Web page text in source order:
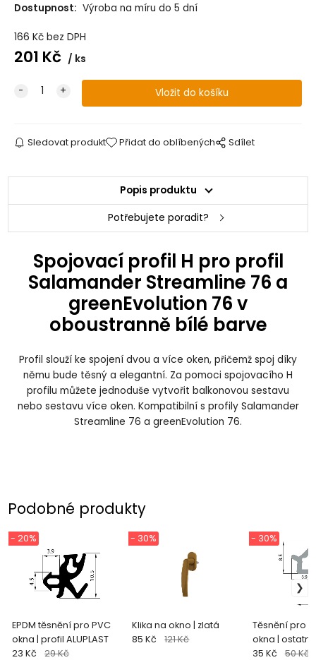
Dostupnost: Výroba na míru do 5 dní
166 Kč bez DPH
201 Kč ks
Sledovat produkt Přidat do oblíbených Sdílet
Popis produktu
Potřebujete poradit?
Spojovací profil H pro profil
Salamander Streamline 76 a
greenEvolution 76 v
oboustranně bílé barve
Profil slouží ke spojení dvou a více oken, přičemž spoj díky
němu bude těsný a elegantní. Za pomoci spojovacího H
profilu můžete jednoduše vytvořit balkonovou sestavu
nebo sestavu více oken. Kompatibilní s profily Salamander
Streamline 76 a greenEvolution 76.
Podobné produkty
EPDM těsnění pro PVC
okna | profil ALUPLAST
- 20%
23 Kč 29 Kč
Klika na okno | zlatá
- 30%
85 Kč 121 Kč
Těsnění pro
okna | ostatní
šedá RAL7040
- 30%
35 Kč 50 Kč